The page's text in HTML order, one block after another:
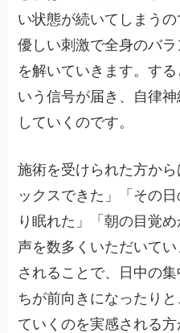
い状態が続いてしまうの
優しい刺激で全身のバ
を解いていきます。す
いう信号が届き、自律
していくのです。
施術を受けられた方か
ックスできた」「その
り眠れた」「朝の目覚
声を数多くいただいて
されることで、日中の
ちが前向きになったり
ていくのを実感される方